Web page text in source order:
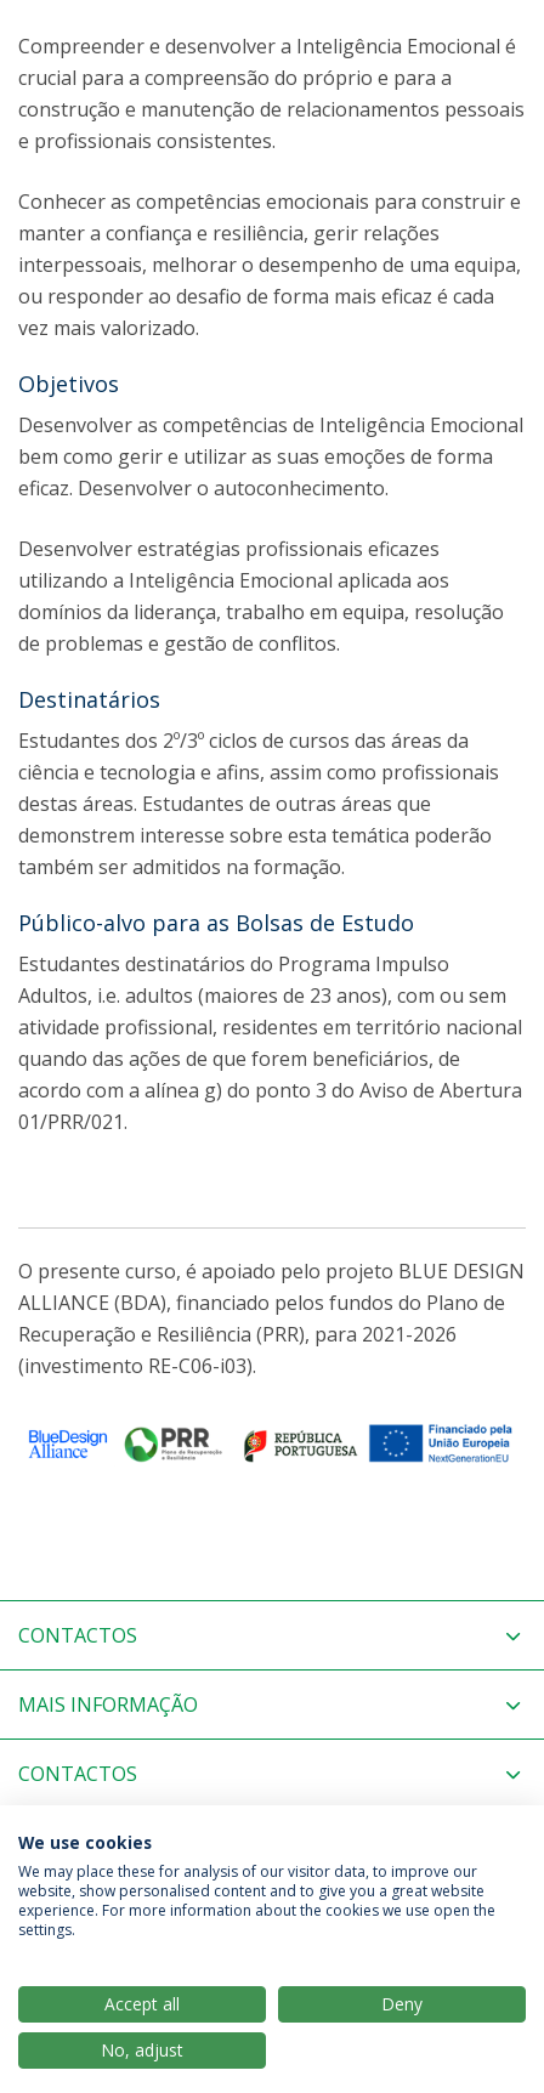
Compreender e desenvolver a Inteligência Emocional é
crucial para a compreensão do próprio e para a
construção e manutenção de relacionamentos pessoais
e profissionais consistentes.
Conhecer as competências emocionais para construir e
manter a confiança e resiliência, gerir relações
interpessoais, melhorar o desempenho de uma equipa,
ou responder ao desafio de forma mais eficaz é cada
vez mais valorizado.
Objetivos
Desenvolver as competências de Inteligência Emocional
bem como gerir e utilizar as suas emoções de forma
eficaz. Desenvolver o autoconhecimento.
Desenvolver estratégias profissionais eficazes
utilizando a Inteligência Emocional aplicada aos
domínios da liderança, trabalho em equipa, resolução
de problemas e gestão de conflitos.
Destinatários
Estudantes dos 2º/3º ciclos de cursos das áreas da
ciência e tecnologia e afins, assim como profissionais
destas áreas. Estudantes de outras áreas que
demonstrem interesse sobre esta temática poderão
também ser admitidos na formação.
Público-alvo para as Bolsas de Estudo
Estudantes destinatários do Programa Impulso
Adultos, i.e. adultos (maiores de 23 anos), com ou sem
atividade profissional, residentes em território nacional
quando das ações de que forem beneficiários, de
acordo com a alínea g) do ponto 3 do Aviso de Abertura
01/PRR/021.
O presente curso, é apoiado pelo projeto BLUE DESIGN
ALLIANCE (BDA), financiado pelos fundos do Plano de
Recuperação e Resiliência (PRR), para 2021-2026
(investimento RE-C06-i03).
CONTACTOS
MAIS INFORMAÇÃO
CONTACTOS
MAIS INFORMAÇÃO
Política de Privacidade
Termos & Condições
© 2026 Universidade Católica Portuguesa
We use cookies
We may place these for analysis of our visitor data, to improve our
website, show personalised content and to give you a great website
experience. For more information about the cookies we use open the
settings.
Accept all
Deny
No, adjust